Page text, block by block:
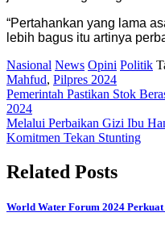
“Pertahankan yang lama
lebih bagus itu artinya
Nasional News Opini Politik
Mahfud, Pilpres 2024
Post
navigation
Pemerintah Pastikan Stok
2024
Melalui Perbaikan Gizi Ibu
Komitmen Tekan Stunting
Related Posts
World Water Forum 2024